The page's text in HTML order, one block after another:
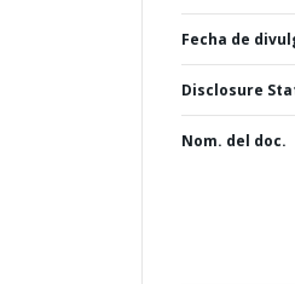
Fecha de
Disclosure
Nom. del doc.